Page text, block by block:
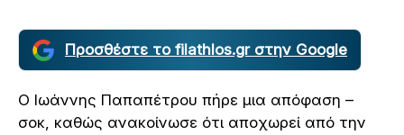
Προσθέστε το filathlos.gr στην Google
Ο Ιωάννης Παπαπέτρου πήρε μια απόφαση –
σοκ, καθώς ανακοίνωσε ότι αποχωρεί από την